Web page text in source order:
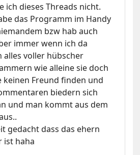
ich dieses Threads nicht.
das Programm im Handy
bzw hab auch
immer wenn ich da
alles voller hübscher
wie alleine sie doch
keinen Freund finden und
biedern sich
und man kommt aus dem
gedacht dass das ehern
ist haha